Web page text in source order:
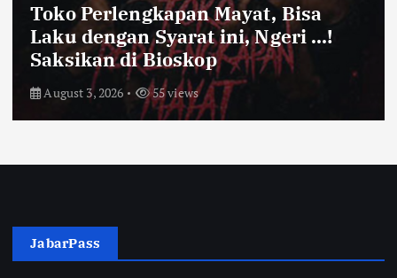
Toko Perlengkapan Mayat, Bisa
Laku dengan Syarat ini, Ngeri …!
Saksikan di Bioskop
August 3, 2026 55 views
JabarPass